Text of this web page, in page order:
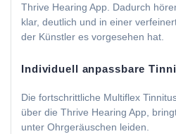
Thrive Hearing App. Dadurch
klar, deutlich und in einer
der Künstler es vorgesehen hat.
Individuell anpassbare
Die fortschrittliche Multiflex
über die Thrive Hearing App,
unter Ohrgeräuschen leiden.